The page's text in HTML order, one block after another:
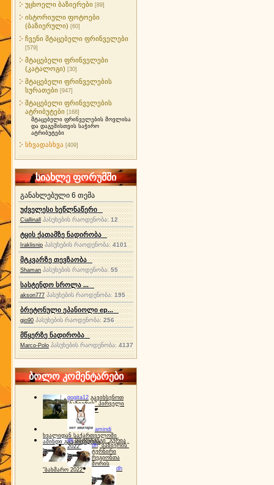
უცხოელი ბაზიერები [89]
ისტორიული ფოტოები
(ბაზიერული) [60]
ჩვენი მტაცებელი ფრინველები
[579]
მტაცებელი ფრინველები
(კატალოგი) [30]
მტაცებელი ფრინველების
სურათები [947]
მტაცებელი ფრინველების
ატრიბუტები [168]
მტაცებელი ფრინველების მოვლისა
და დაგეშისთვის საჭირო
ატრიბუტები
სხვადასხვა [409]
სიახლე ფორუმში
განახლებული 6 თემა
უძველესი ხეწლნაწერი
Ciallinall პასუხების რაოდენობა:12
ტყის ქათამზე ნადირობა
Iraklisnip პასუხების რაოდენობა: 4101
მტკვარზე თევზაობა
Shaman პასუხების რაოდენობა:55
სასტენდო სროლა ...
akson777 პასუხების რაოდენობა:195
ბრეტონული ეპანიოლი ep...
gio90 პასუხების რაოდენობა:256
მწყერზე ნადირობა
Marco-Polo პასუხების რაოდენობა:4137
ბოლო კომენტარები
gogita12 გავიხსენოთ
"ბაზიერის" პირველი
ტურნირი ❤
amindi
ხვალიდან საქართველოში
ამინდი გაუარესდება
dh სპორტინგი "გურია
2022"
dh "ბაზიერის"
ტურნირი
რეგიონთა
შორის
"ბახმარო 2022"
dh